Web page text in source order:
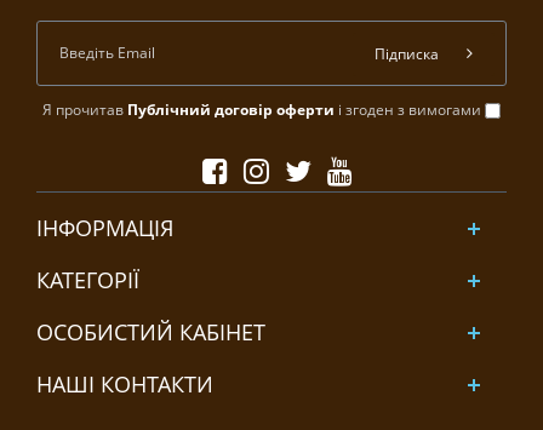
Я прочитав Публічний договір оферти і згоден з вимогами
Підписка
ІНФОРМАЦІЯ
КАТЕГОРІЇ
ОСОБИСТИЙ КАБІНЕТ
НАШІ КОНТАКТИ